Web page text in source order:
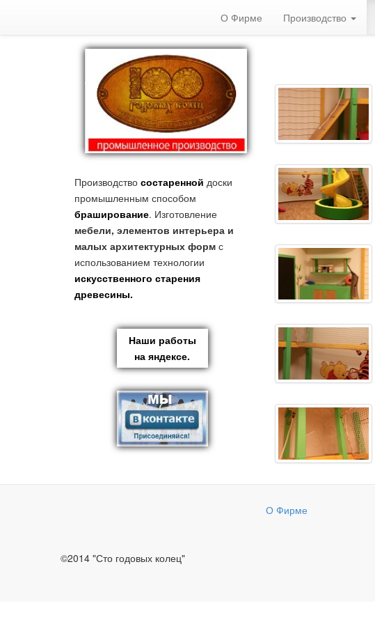
О Фирме Производство
Производство состаренной доски
промышленным способом
браширование. Изготовление
мебели, элементов интерьера и
малых архитектурных форм с
использованием технологии
искусственного старения
древесины.
Наши работы
на яндексе.
О Фирме
©2014 "Сто годовых колец"